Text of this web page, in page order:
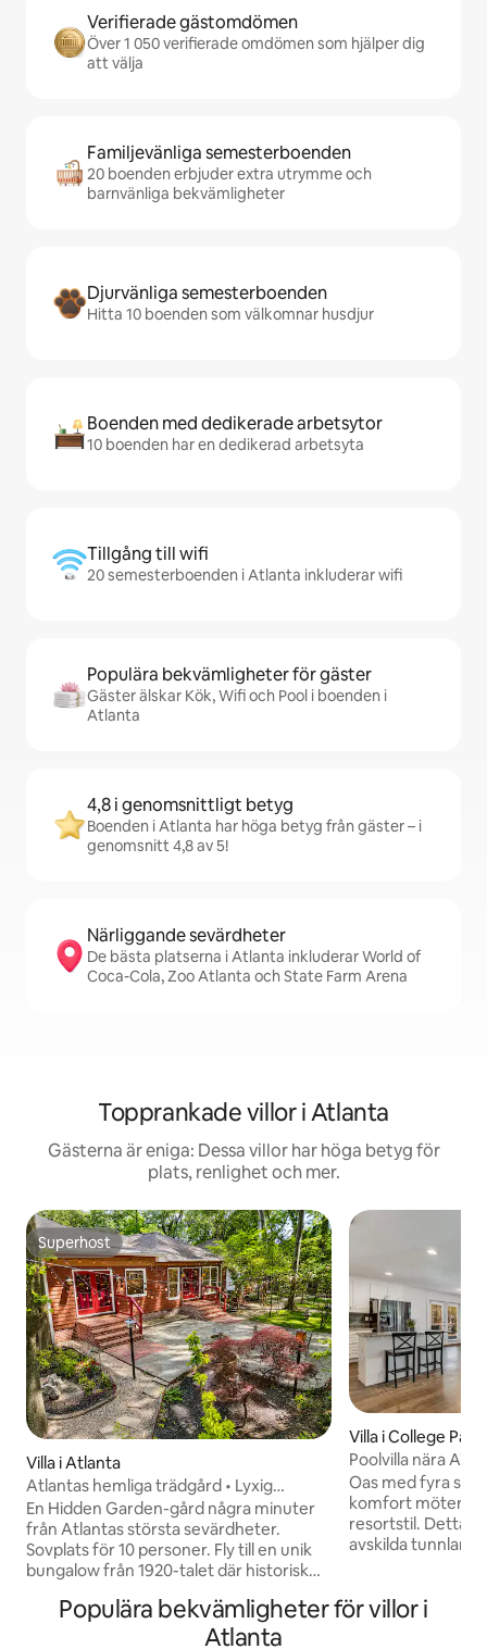
Verifierade gästomdömen
Över 1 050 verifierade omdömen som hjälper dig
att välja
Familjevänliga semesterboenden
20 boenden erbjuder extra utrymme och
barnvänliga bekvämligheter
Djurvänliga semesterboenden
Hitta 10 boenden som välkomnar husdjur
Boenden med dedikerade arbetsytor
10 boenden har en dedikerad arbetsyta
Tillgång till wifi
20 semesterboenden i Atlanta inkluderar wifi
Populära bekvämligheter för gäster
Gäster älskar Kök, Wifi och Pool i boenden i
Atlanta
4,8 i genomsnittligt betyg
Boenden i Atlanta har höga betyg från gäster – i
genomsnitt 4,8 av 5!
Närliggande sevärdheter
De bästa platserna i Atlanta inkluderar World of
Coca-Cola, Zoo Atlanta och State Farm Arena
Topprankade villor i Atlanta
Gästerna är eniga: Dessa villor har höga betyg för
plats, renlighet och mer.
Superhost
Superhost
Villa i Atlanta
Atlantas hemliga trädgård • Lyxig
historisk bungalow
En Hidden Garden-gård några minuter
från Atlantas största sevärdheter.
Sovplats för 10 personer. Fly till en unik
bungalow från 1920-talet där historisk
hektar. Koppla av vid koidammen,
vattenfallet, eldstaden och den
Villa i College Park
Poolvilla nära
sovplatser
Oas med fyra
komfort möter
resortstil. Detta
avskilda tunnland
Atlanta
Populära bekvämligheter för villor i
Atlanta